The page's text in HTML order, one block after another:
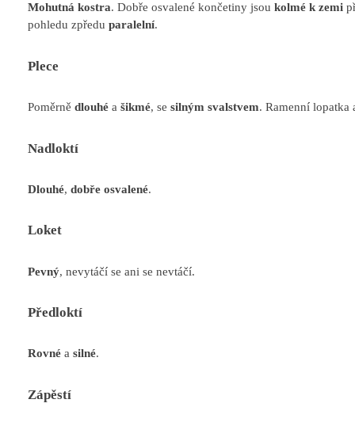
Mohutná kostra. Dobře osvalené končetiny jsou kolmé k zemi
pohledu zpředu paralelní.
Plece
Poměrně dlouhé a šikmé, se silným svalstvem. Ramenní
Nadloktí
Dlouhé, dobře osvalené.
Loket
Pevný, nevytáčí se ani se nevtáčí.
Předloktí
Rovné a silné.
Zápěstí